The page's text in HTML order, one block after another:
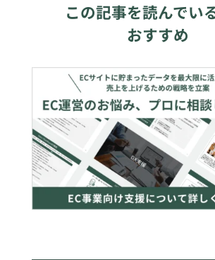
この記事を読んでい
おすすめ